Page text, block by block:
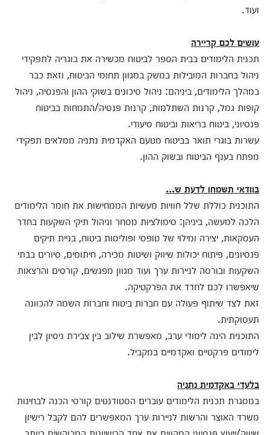
ועוד.
עושים לכם קריירה
תכנית הלימודים בבית הספר לביטוח מכשירה את בוגריה לתפקידי
ניהול בחברות המובילות במשק במגוון תחומי הביטוח, וזאת כבר
במהלך הלימודים, ביניהם: ניהול סיכונים בשוקי ההון והפנסיה, ניהול
קופות גמל, קרנות השתלמות, קרנות פנסיה/התמחות בביטוח
פנסיוני, ביטוח בריאות וביטוח סיעודי.
עשרות בוגרי תואר בביטוח מטעם האקדמית נתניה ממלאים תפקידי
מפתח בענף הביטוח ובשוק ההון.
בוודאי תשמחו לדעת ש...
התוכנית כוללת שלל חוויות מעשיות הממחישות את חומר הלימודים
הלכה למעשה, ביניהן: סימולציות מסחר וניהול תיקי השקעות בחדר
העסקאות, יצירה ומילוי של טופסי ופוליסות ביטוח, בניית תיקים
פנסיונים, פיתוח יכולות שיווק ושיטות מכירה, חיתומים, סיורים בבתי
השקעות ובורסה לניירות ערך ועוד מגוון מפגשים, קורסים והרצאות
שיאפשרו לכם לחדד את הפרקטיקה.
זאת לצד שיתוף פעולה עם חברות ביטוח וחברות השמה להכוונה
תעסוקתית.
התוכנית הינה לימודי ערב, מאפשרת שילוב בין צבירת ניסיון לבין
לימודים פרקטיים ואקדמיים במקביל.
בלעדי באקדמית נתניה
במסגרת תכנית הלימודים עוברים הסטודנטים קורסי הכנה לבחינות
משרד האוצר והרשות לניירות ערך המאפשרים להם לקבל רישיון